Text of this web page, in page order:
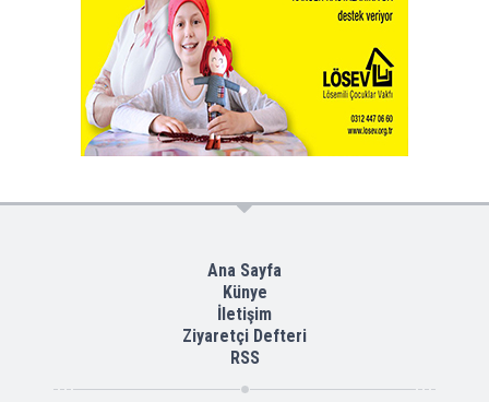
Ana Sayfa
Künye
İletişim
Ziyaretçi Defteri
RSS